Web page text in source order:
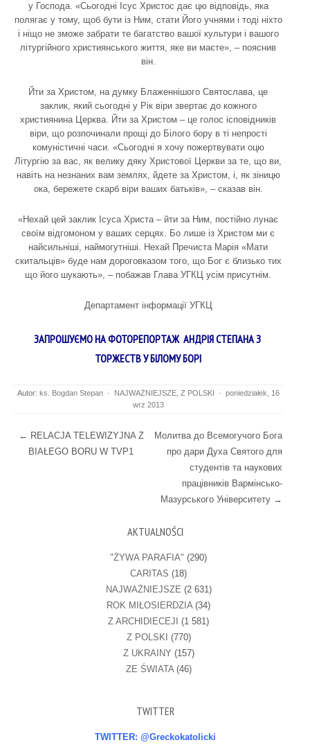
у Господа. «Сьогодні Ісус Христос дає цю відповідь, яка
полягає у тому, щоб бути із Ним, стати Його учнями і тоді ніхто
і ніщо не зможе забрати те багатство вашої культури і вашого
літургійного християнського життя, яке ви маєте», – пояснив
він.
Йти за Христом, на думку Блаженнішого Святослава, це
заклик, який сьогодні у Рік віри звертає до кожного
християнина Церква. Йти за Христом – це голос ісповідників
віри, що розпочинали прощі до Білого бору в ті непрості
комуністичні часи. «Сьогодні я хочу пожертвувати оцю
Літургію за вас, як велику дяку Христової Церкви за те, що ви,
навіть на незнаних вам землях, йдете за Христом, і, як зіницю
ока, бережете скарб віри ваших батьків», – сказав він.
«Нехай цей заклик Ісуса Христа – йти за Ним, постійно лунає
своїм відгомоном у ваших серцях. Бо лише із Христом ми є
найсильніші, наймогутніші. Нехай Пречиста Марія «Мати
скитальців» буде нам дороговказом того, що Бог є близько тих
що його шукають», – побажав Глава УГКЦ усім присутнім.
Департамент інформації УГКЦ
ЗАПРОШУЄМО НА ФОТОРЕПОРТАЖ АНДРІЯ СТЕПАНА З
ТОРЖЕСТВ У БІЛОМУ БОРІ
Autor: ks. Bogdan Stepan · NAJWAŻNIEJSZE, Z POLSKI · poniedziałek, 16
wrz 2013
Post navigation
← RELACJA TELEWIZYJNA Z
BIAŁEGO BORU W TVP1
Молитва до Всемогучого Бога
про дари Духа Святого для
студентів та наукових
працівників Вармінсько-
Мазурського Університету →
AKTUALNOŚCI
"ŻYWA PARAFIA" (290)
CARITAS (18)
NAJWAŻNIEJSZE (2 631)
ROK MIŁOSIERDZIA(34)
Z ARCHIDIECEJI (1 581)
Z POLSKI (770)
Z UKRAINY (157)
ZE ŚWIATA(46)
TWITTER
TWITTER: @Greckokatolicki